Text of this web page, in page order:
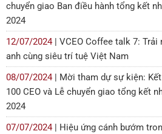
chuyển giao Ban điều hành tổng kết
2024
12/07/2024 | VCEO Coffee talk 7:
anh cùng siêu trí tuệ Việt Nam
08/07/2024 | Mời tham dự sự kiện:
100 CEO và Lễ chuyển giao tổng kết
2024
07/07/2024 | Hiệu ứng cánh bướm